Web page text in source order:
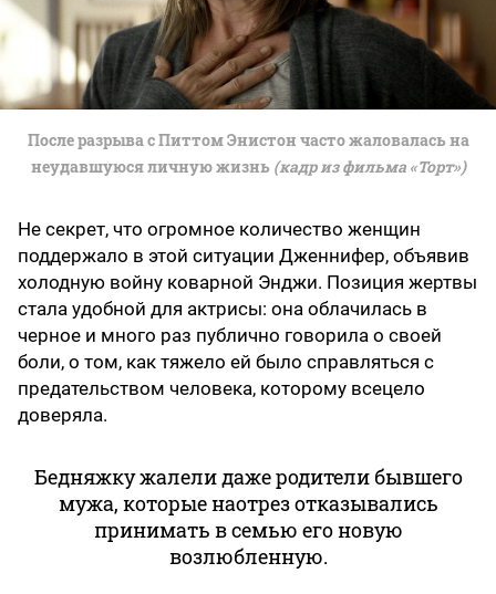
После разрыва с Питтом Энистон часто жаловалась на
неудавшуюся личную жизнь (кадр из фильма «Торт»)
Не секрет, что огромное количество женщин
поддержало в этой ситуации Дженнифер, объявив
холодную войну коварной Энджи. Позиция жертвы
стала удобной для актрисы: она облачилась в
черное и много раз публично говорила о своей
боли, о том, как тяжело ей было справляться с
предательством человека, которому всецело
доверяла.
Бедняжку жалели даже родители бывшего
мужа, которые наотрез отказывались
принимать в семью его новую
возлюбленную.